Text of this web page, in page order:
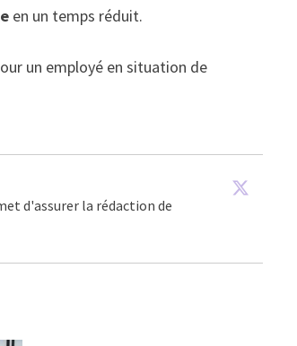
en un temps réduit.
un employé en situation de
d'assurer la rédaction de